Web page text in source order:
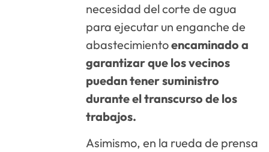
necesidad del corte de agua
para ejecutar un enganche de
abastecimientoencaminado a
garantizar que los vecinos
puedan tener suministro
durante el transcurso de los
trabajos.
Asimismo, en la rueda de prensa